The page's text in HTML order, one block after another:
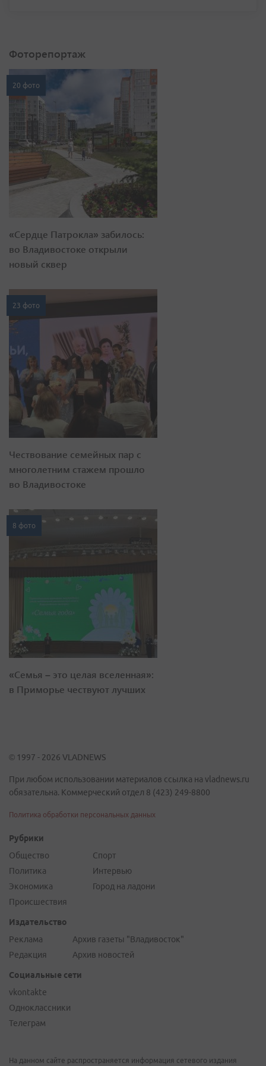
Фоторепортаж
20 фото
«Сердце Патрокла» забилось:
во Владивостоке открыли
новый сквер
23 фото
Чествование семейных пар с
многолетним стажем прошло
во Владивостоке
8 фото
«Семья – это целая вселенная»:
в Приморье чествуют лучших
© 1997 - 2026 VLADNEWS
При любом использовании материалов ссылка на vladnews.ru
обязательна. Коммерческий отдел 8 (423) 249-8800
Политика обработки персональных данных
Рубрики
Общество
Политика
Экономика
Происшествия
Спорт
Интервью
Город на ладони
Издательство
Реклама
Редакция
Архив газеты "Владивосток"
Архив новостей
Социальные сети
vkontakte
Одноклассники
Телеграм
На данном сайте распространяется информация сетевого издания